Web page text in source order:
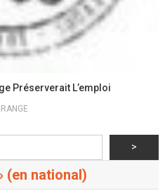
Préserverait L’emploi
>
(en national)